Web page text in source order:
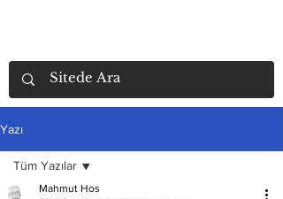
Yazı
Tüm Yazılar
Mahmut Hos